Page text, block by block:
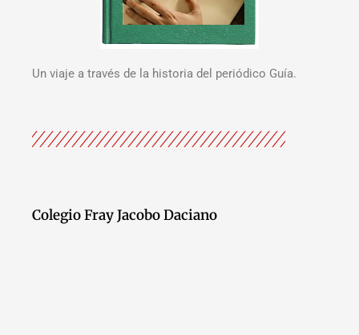
Un viaje a través de la historia del periódico Guía.
Colegio Fray Jacobo Daciano